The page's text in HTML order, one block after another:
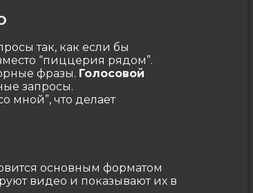
так, как если бы
“пиццерия рядом”.
фразы. Голосовой
запросы.
мной”, что делает
основным форматом
видео и показывают их в